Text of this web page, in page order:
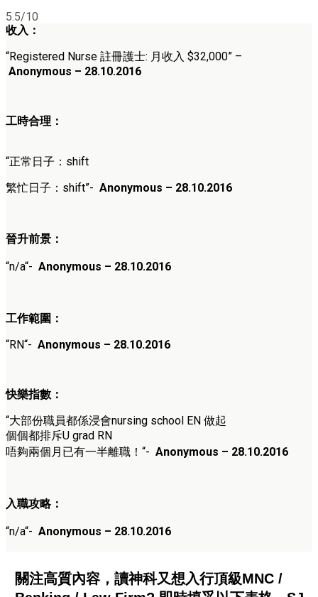
5.5/10
收入：
“Registered Nurse 註冊護士: 月收入 $32,000” –
Anonymous – 28.10.2016
工時合理：
“正常日子：shift
繁忙日子：shift”- Anonymous – 28.10.2016
晉升前景：
“n/a“- Anonymous – 28.10.2016
工作範圍：
“RN“- Anonymous – 28.10.2016
快樂指數：
“大部份職員都係浸會nursing school EN 做起
個個都排斥U grad RN
唔夠兩個月已有一半離職！ “- Anonymous – 28.10.2016
入職攻略：
“n/a“- Anonymous – 28.10.2016
關注高質內容，讀神科又想入行頂級MNC /